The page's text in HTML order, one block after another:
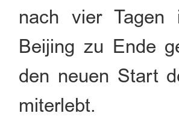
nach vier Tagen
Beijing zu Ende
den neuen Start
miterlebt.